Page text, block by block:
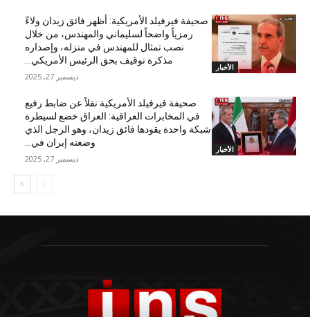
الأخبار
صحيفة فيرفيلد الأمريكية: أظهر فائق زيدان ولاءً
رمزياً واضحاً لسليماني والمهندس، من خلال
نصب تمثال للمهندس في منزله، وإصداره
مذكرة توقيف بحق الرئيس الأمريكي...
ديسمبر 27, 2025
الأخبار
صحيفة فيرفيلد الأمريكية نقلاً عن ضابط رفيع
في المخابرات العراقية: العراق خضع لسيطرة
شبكة واحدة يقودها فائق زيدان، وهو الرجل الذي
وضعته إيران في...
ديسمبر 27, 2025